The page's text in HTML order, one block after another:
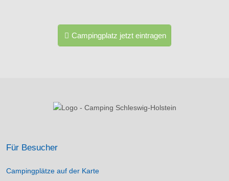
Campingplatz jetzt eintragen
Für Besucher
Campingplätze auf der Karte